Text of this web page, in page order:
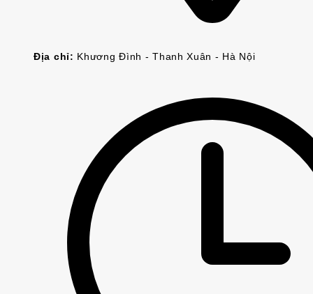
Địa chỉ: Khương Đình - Thanh Xuân - Hà Nội